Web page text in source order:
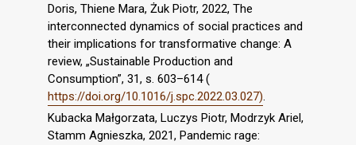
Doris, Thiene Mara, Żuk Piotr, 2022, The
interconnected dynamics of social practices and
their implications for transformative change: A
review, „Sustainable Production and
Consumption”, 31, s. 603–614 (
https://doi.org/10.1016/j.spc.2022.03.027).
Kubacka Małgorzata, Luczys Piotr, Modrzyk Ariel,
Stamm Agnieszka, 2021, Pandemic rage: